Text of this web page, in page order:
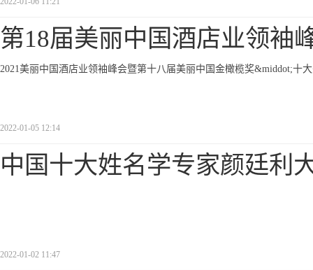
第18届美丽中国酒店业领袖
2021美丽中国酒店业领袖峰会暨第十八届美丽中国金橄榄奖&middot;十
2022-01-05 12:14
中国十大姓名学专家颜廷利
2022-01-02 11:47